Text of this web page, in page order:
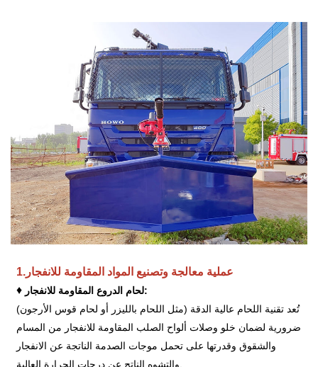
1. عملية معالجة وتصنيع المواد المقاومة للانفجار
♦
لحام الدروع المقاومة للانفجار:
تُعد تقنية اللحام عالية الدقة (مثل اللحام بالليزر أو لحام قوس الأرجون)
ضرورية لضمان خلو وصلات ألواح الصلب المقاومة للانفجار من المسام
والشقوق وقدرتها على تحمل موجات الصدمة الناتجة عن الانفجار